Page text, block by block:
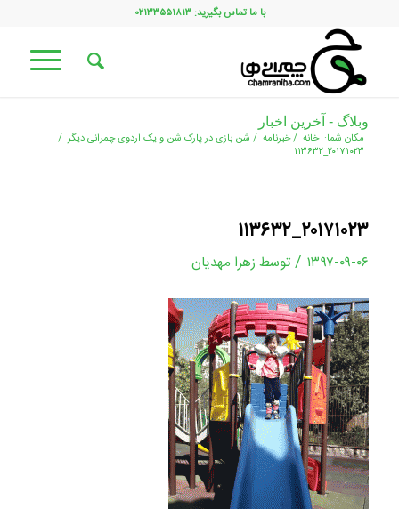
با ما تماس بگیرید: ۰۲۱۳۳۵۵۱۸۱۳
وبلاگ - آخرین اخبار
مکان شما: خانه /خبرنامه / شن بازی در پارک شن و یک اردوی چمرانی دیگر /
۲۰۱۷۱۰۲۳_۱۱۳۶۳۲
۲۰۱۷۱۰۲۳_۱۱۳۶۳۲
۱۳۹۷-۰۹-۰۶ / توسط زهرا مهدیان